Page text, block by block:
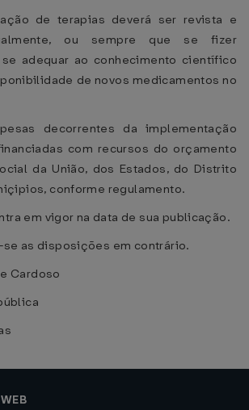
de terapias deverá ser revista e
ou sempre que se fizer
adequar ao conhecimento científico
de novos medicamentos no
decorrentes da implementação
com recursos do orçamento
da União, dos Estados, do Distrito
conforme regulamento.
em vigor na data de sua publicação.
se as disposições em contrário.
Cardoso